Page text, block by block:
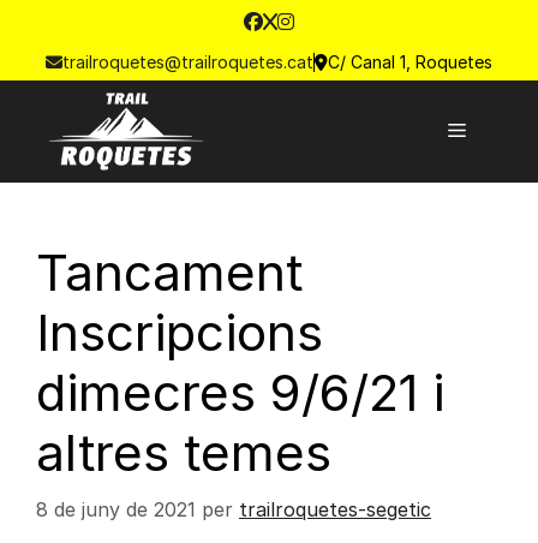
trailroquetes@trailroquetes.cat C/ Canal 1, Roquetes
Tancament
Inscripcions
dimecres 9/6/21 i
altres temes
8 de juny de 2021 per trailroquetes-segetic